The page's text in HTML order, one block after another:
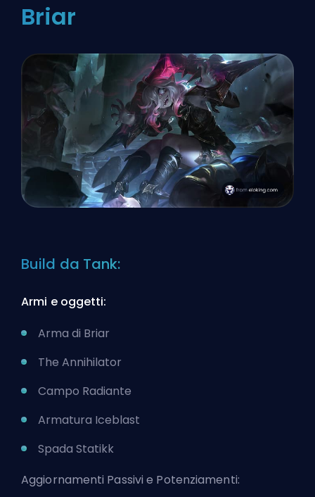
Briar
Build da Tank:
Armi e oggetti:
Arma di Briar
The Annihilator
Campo Radiante
Armatura Iceblast
Spada Statikk
Aggiornamenti Passivi e Potenziamenti: